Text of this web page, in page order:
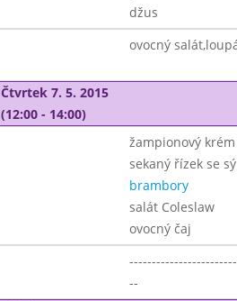
džus
ovocný
Čtvrtek 7. 5. 2015
(12:00 - 14:00)
žampionový krém
sekaný řízek se
brambory
salát Coleslaw
ovocný čaj
--